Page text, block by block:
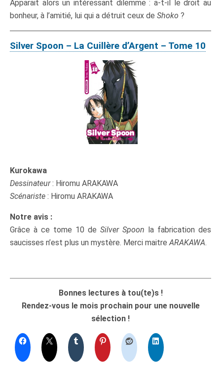
Apparait alors un intéressant dilemme : a-t-il le droit au
bonheur, à l’amitié, lui qui a détruit ceux de Shoko ?
Silver Spoon – La Cuillère d’Argent – Tome 10
Kurokawa
Dessinateur: Hiromu ARAKAWA
Scénariste : Hiromu ARAKAWA
Notre avis :
Grâce à ce tome 10 de Silver Spoon la fabrication des
saucisses n’est plus un mystère. Merci maitre ARAKAWA.
Bonnes lectures à tou(te)s !
Rendez-vous le mois prochain pour une nouvelle
sélection !